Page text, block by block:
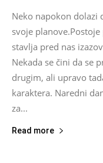
Neko napokon dolazi
svoje
stavlja pred nas
Nekada se čini da se
drugim, ali upravo
karaktera. Naredni
za...
Read more